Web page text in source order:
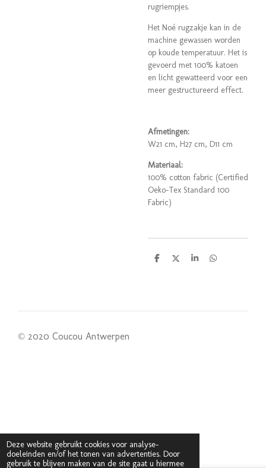
Deze website gebruikt cookies voor analyse-
doeleinden en/of het tonen van advertenties. Door
gebruik te blijven maken van de site gaat u hiermee
rugriempjes.
Het Noé rugzakje kan in de
machine gewassen worden
op koude temperatuur. Het is
gevoerd met 100% katoen
en licht gewatteerd voor een
meer gestructureerd effect.
Afmetingen:
W21 cm, H27 cm, D11 cm
Materiaal:
100% cotton fabric (Certified
Oeko-Tex Standard 100
Fabric)
D
D
S
D
© 2020 Coucou Antwerpen